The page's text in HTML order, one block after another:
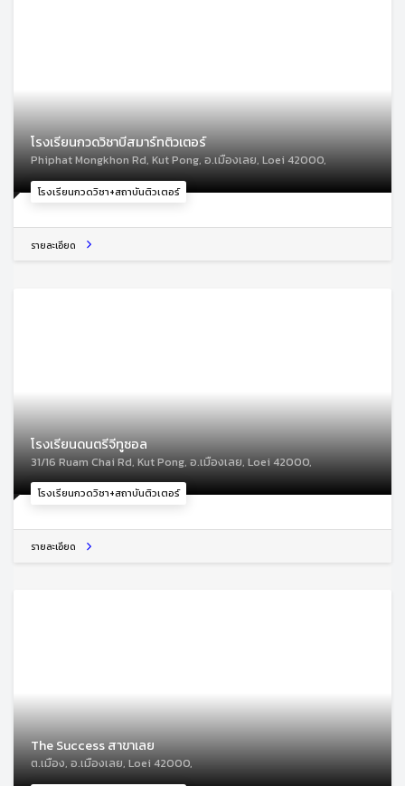
โรงเรียนกวดวิชา+สถาบันติวเตอร์
โรงเรียนกวดวิชาบีสมาร์ทติวเตอร์
Phiphat Mongkhon Rd, Kut Pong, อ.เมืองเลย, Loei 42000,
รายละเอียด
โรงเรียนกวดวิชา+สถาบันติวเตอร์
โรงเรียนดนตรีจีทูซอล
31/16 Ruam Chai Rd, Kut Pong, อ.เมืองเลย, Loei 42000,
รายละเอียด
The Success สาขาเลย
ต.เมือง, อ.เมืองเลย, Loei 42000,